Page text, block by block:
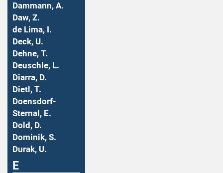
Dammann, A.
Daw, Z.
de Lima, I.
Deck, U.
Dehne, T.
Deuschle, L.
Diarra, D.
Dietl, T.
Doensdorf-
Sternal, E.
Dold, D.
Dominik, S.
Durak, U.
E